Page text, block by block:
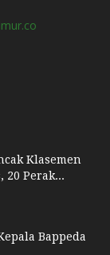
Klasemen
20 Perak...
Bappeda